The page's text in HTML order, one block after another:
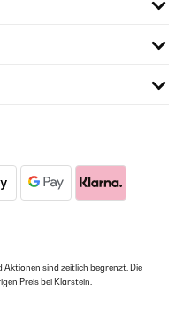
Aktionen sind zeitlich begrenzt. Die
Preis bei Klarstein.